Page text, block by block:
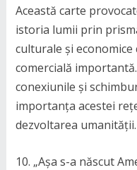
Această carte
istoria lumii prin
culturale și
comercială
conexiunile și
importanța acestei
dezvoltarea umanității.
10. „Așa s-a născut